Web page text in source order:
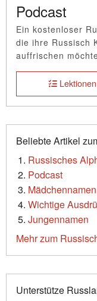
Podcast
Ein kostenloser
die ihre Russisch
auffrischen
Lektionen
Beliebte Artikel
Russisches
Podcast
Mädchennamen
Wichtige
Jungennamen
Mehr zum
Unterstütze